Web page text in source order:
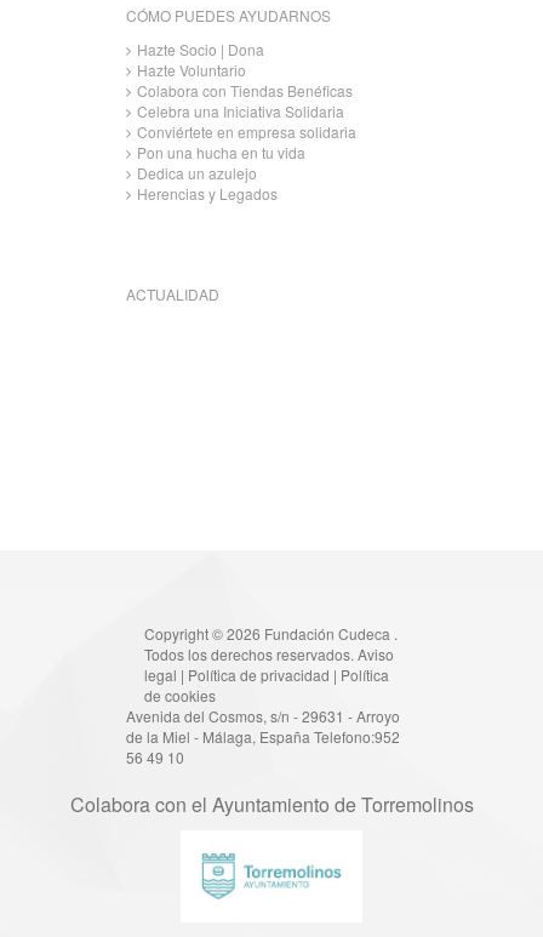
CÓMO PUEDES AYUDARNOS
Hazte Socio | Dona
Hazte Voluntario
Colabora con Tiendas Benéficas
Celebra una Iniciativa Solidaria
Conviértete en empresa solidaria
Pon una hucha en tu vida
Dedica un azulejo
Herencias y Legados
ACTUALIDAD
Copyright © 2026 Fundación Cudeca .
Todos los derechos reservados. Aviso
legal | Política de privacidad | Política
de cookies
Avenida del Cosmos, s/n - 29631 - Arroyo
de la Miel - Málaga, España Telefono:952
56 49 10
Colabora con el Ayuntamiento de Torremolinos